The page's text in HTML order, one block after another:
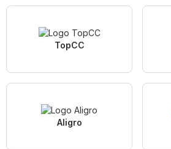
TopCC
Aligro